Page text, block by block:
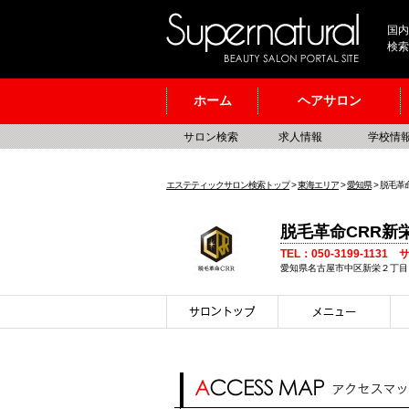
国
検
ホーム ヘアサロン
サロン検索 求人情報 学校情
エステティックサロン検索トップ>東海エリア>愛知県> 脱毛革
脱毛革命CRR
TEL：050-3199-1131
愛知県名古屋市中区新栄２丁